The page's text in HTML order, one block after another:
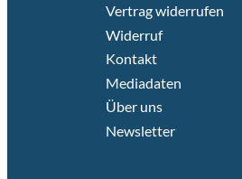
Vertrag widerrufen
Widerruf
Kontakt
Mediadaten
Über uns
Newsletter